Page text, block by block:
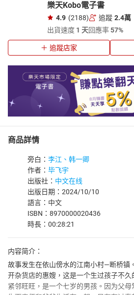
樂天Kobo電子書
4.9 (2188) 追蹤 2.4萬
出貨速度 1 天回應率57%
追蹤店家
商品詳情
旁白： 李江、韩一卿
作者： 毕飞宇
出版社： 中文在线
出版日期：2024/10/10
語言：中文
ISBN：8970000020436
時長：00:28:21
内容简介：
故事发生在依山傍水的江南小村—断桥镇
开杂货店的惠嫂，这是一个生过孩子不
紧邻旺旺，是一个七岁的男孩。因为父